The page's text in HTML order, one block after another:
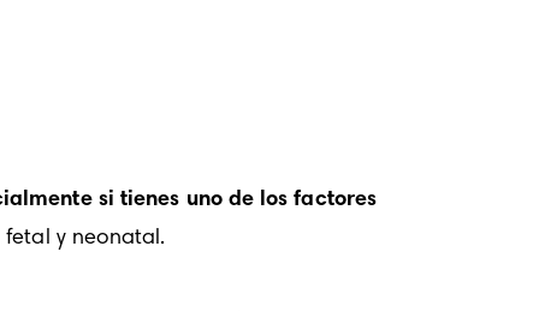
si tienes uno de los factores
y neonatal.